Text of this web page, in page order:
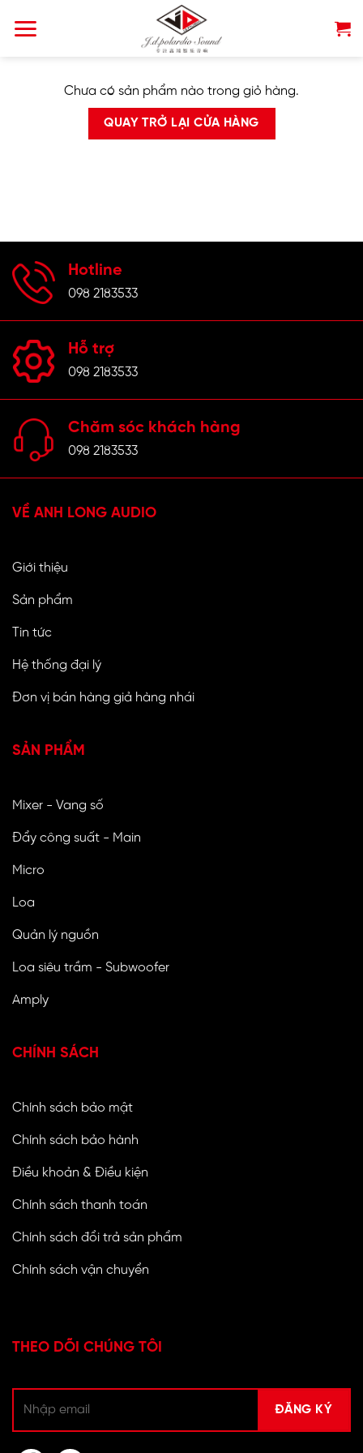
đến
Chưa có sản phẩm nào trong giỏ hàng.
QUAY TRỞ LẠI CỬA HÀNG
Hotline
098 2183533
Hỗ trợ
098 2183533
Chăm sóc khách hàng
098 2183533
VỀ ANH LONG AUDIO
Giới thiệu
Sản phẩm
Tin tức
Hệ thống đại lý
Đơn vị bán hàng giả hàng nhái
SẢN PHẨM
Mixer - Vang số
Đẩy công suất - Main
Micro
Loa
Quản lý nguồn
Loa siêu trầm - Subwoofer
Amply
CHÍNH SÁCH
Chính sách bảo mật
Chính sách bảo hành
Điều khoản & Điều kiện
Chính sách thanh toán
Chính sách đổi trả sản phẩm
Chính sách vận chuyển
THEO DÕI CHÚNG TÔI